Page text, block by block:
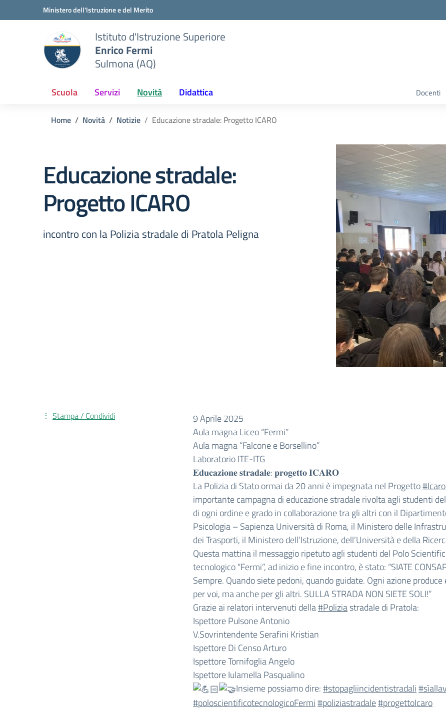
Vai ai contenuti
Vai al menu di navigazioneMinistero dell'Istruzione e del Merito
Istituto d'Istruzione Superiore
Enrico Fermi
Sulmona (AQ)
Scuola Servizi Novità Didattica Docenti
Home Novità Notizie Educazione stradale: Progetto ICARO
Educazione stradale:
Progetto ICARO
incontro con la Polizia stradale di Pratola Peligna
9 Aprile 2025
Aula magna Liceo “Fermi”
Aula magna “Falcone e Borsellino”
Laboratorio ITE-ITG
𝐄𝐝𝐮𝐜𝐚𝐳𝐢𝐨𝐧𝐞 𝐬𝐭𝐫𝐚𝐝𝐚𝐥𝐞: 𝐩𝐫𝐨𝐠𝐞𝐭𝐭𝐨 𝐈𝐂𝐀𝐑𝐎
La Polizia di Stato ormai da 20 anni è impegnata nel Progetto#Icaro
importante campagna di educazione stradale rivolta agli studenti
di ogni ordine e grado in collaborazione tra gli altri con il
Psicologia – Sapienza Università di Roma, il Ministero delle
dei Trasporti, il Ministero dell’Istruzione, dell’Università e della
Questa mattina il messaggio ripetuto agli studenti del Polo
tecnologico “Fermi”, ad inizio e fine incontro, è stato: “SIATE
Sempre. Quando siete pedoni, quando guidate. Ogni azione
per voi, ma anche per gli altri. SULLA STRADA NON SIETE SOLI!”
Grazie ai relatori intervenuti della#Poliziastradale di Pratola:
Ispettore Pulsone Antonio
V.Sovrintendente Serafini Kristian
Ispettore Di Censo Arturo
Ispettore Tornifoglia Angelo
Ispettore Iulamella Pasqualino
Insieme possiamo dire:#stopagliincidentistradali
#poloscientificotecnologicoFermi#poliziastradale#progettoIcaro
Stampa / Condividi